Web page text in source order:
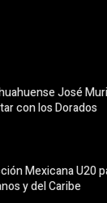
José
con los Dorados
Mexicana U20
y del Caribe